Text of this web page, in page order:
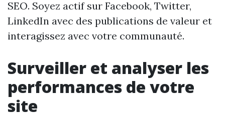
SEO. Soyez actif sur Facebook, Twitter,
LinkedIn avec des publications de valeur et
interagissez avec votre communauté.
Surveiller et analyser les
performances de votre
site